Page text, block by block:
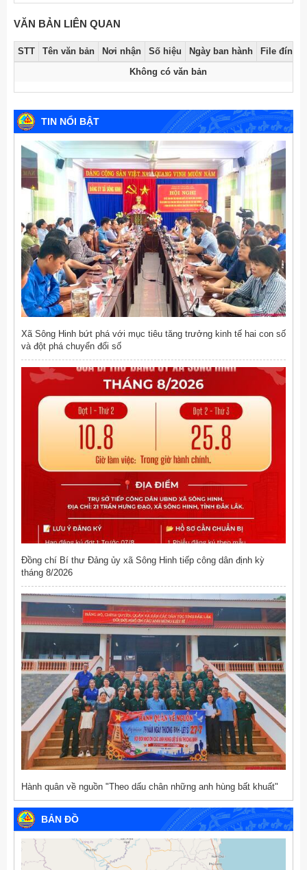
VĂN BẢN LIÊN QUAN
STT Tên văn bản Nơi nhận Số hiệu Ngày ban hành
File đính
Không có văn bản
TIN NỔI BẬT
Xã Sông Hinh bứt phá với mục tiêu tăng trưởng kinh tế hai con số
và đột phá chuyển đổi số
Đồng chí Bí thư Đảng ủy xã Sông Hinh tiếp công dân định kỳ
tháng 8/2026
Hành quân về nguồn "Theo dấu chân những anh hùng bất khuất"
BẢN ĐỒ